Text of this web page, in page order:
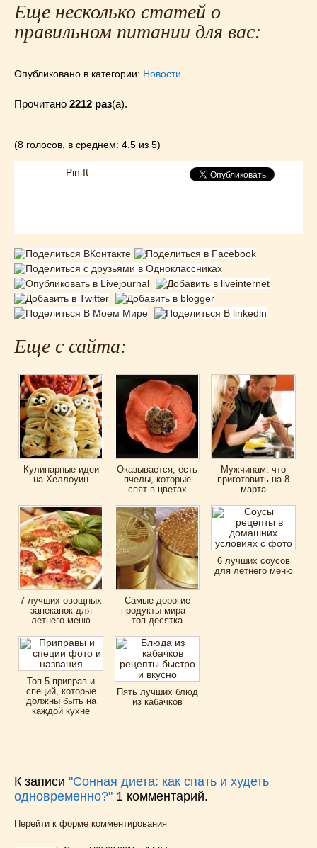
Еще несколько статей о
правильном питании для вас:
Опубликовано в категории: Новости
Прочитано 2212 раз(a).
(8 голосов, в среднем: 4.5 из 5)
Pin It
Еще с сайта:
Кулинарные идеи
на Хеллоуин
Оказывается, есть
пчелы, которые
спят в цветах
Мужчинам: что
приготовить на 8
марта
7 лучших овощных
запеканок для
летнего меню
Самые дорогие
продукты мира –
топ-десятка
6 лучших соусов
для летнего меню
Топ 5 приправ и
специй, которые
должны быть на
каждой кухне
Пять лучших блюд
из кабачков
К записи "Сонная диета: как спать и худеть
одновременно?" 1 комментарий.
Перейти к форме комментирования